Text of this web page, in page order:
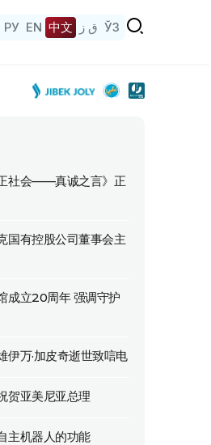
РУ EN 中文 ق ز ЎЗ
社会——真诚之言》正
国有控股公司董事会主
成立20周年 强调守护
伊万·加皮奇逝世致唁电
贺亚美尼亚总理
主机器人的功能